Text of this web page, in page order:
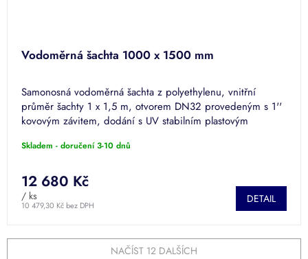
Vodoměrná šachta 1000 x 1500 mm
Samonosná vodoměrná šachta z polyethylenu, vnitřní
průměr šachty 1 x 1,5 m, otvorem DN32 provedeným s 1''
kovovým závitem, dodání s UV stabilním plastovým
Skladem - doručení 3-10 dnů
10 479,30 Kč bez DPH
12 680 Kč
/ ks DETAIL
NAČÍST 12 DALŠÍCH